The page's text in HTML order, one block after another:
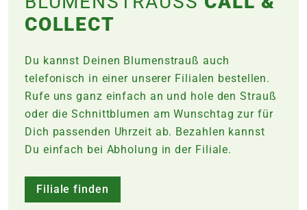
COLLECT
Du kannst Deinen Blumenstrauß auch
telefonisch in einer unserer Filialen bestellen.
Rufe uns ganz einfach an und hole den Strauß
oder die Schnittblumen am Wunschtag zur für
Dich passenden Uhrzeit ab. Bezahlen kannst
Du einfach bei Abholung in der Filiale.
Filiale finden